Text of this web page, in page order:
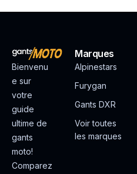
Bienvenu
e sur
votre
guide
ultime de
gants
moto!
Comparez
Marques
Alpinestars
Furygan
Gants DXR
Voir toutes
les marques